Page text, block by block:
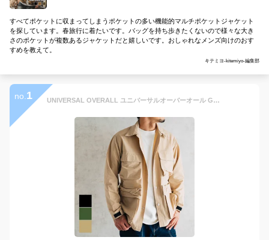
すべてポケットに収まってしまうポケットの多い機能的マルチポケットジャケット
を探しています。春旅行に着たいです。バッグを持ち歩きたくないので様々な大き
さのポケットが複数あるジャケットだと嬉しいです。おしゃれなメンズ向けのおす
すめを教えて。
キテミヨ-kitemiyo-編集部
no. 1 UNIVERSAL OVERALL ユニバーサルオーバーオール GUSSET POCKET JACKET ガセットポケットジャケット ワークジャケット アウター ライトアウター メンズ レディース ブラック オリーブ ベージュ